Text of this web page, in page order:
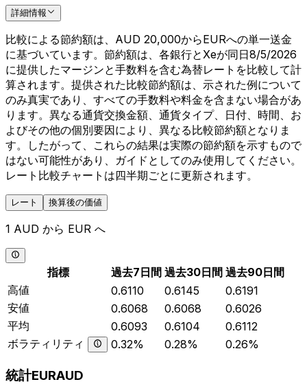
詳細情報
比較による節約額は、AUD 20,000からEURへの単一送金
に基づいています。節約額は、各銀行とXeが同日8/5/2026
に提供したマージンと手数料を含む為替レートを比較して計
算されます。提供された比較節約額は、示された例について
のみ真実であり、すべての手数料や料金を含まない場合があ
ります。異なる通貨交換金額、通貨タイプ、日付、時間、お
よびその他の個別要因により、異なる比較節約額となりま
す。したがって、これらの結果は実際の節約額を示すもので
はない可能性があり、ガイドとしてのみ使用してください。
レート比較チャートは四半期ごとに更新されます。
レート 換算後の価値
1 AUD から EUR へ
指標 過去7日間 過去30日間 過去90日間
高値
0.6110 0.6145
0.6191
安値
0.6068 0.6068
0.6026
平均
0.6093 0.6104
0.6112
ボラティリティ
0.32% 0.28% 0.26%
統計EURAUD